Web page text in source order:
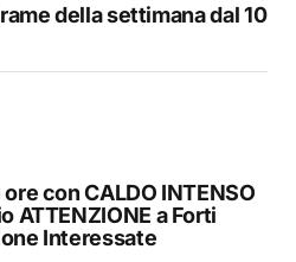
della settimana dal 10
con CALDO INTENSO
ATTENZIONE a Forti
Interessate